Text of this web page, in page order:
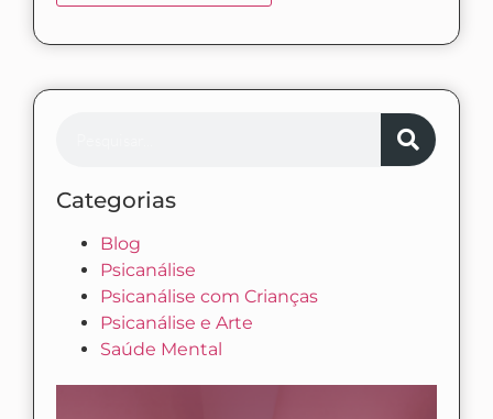
Categorias
Blog
Psicanálise
Psicanálise com Crianças
Psicanálise e Arte
Saúde Mental